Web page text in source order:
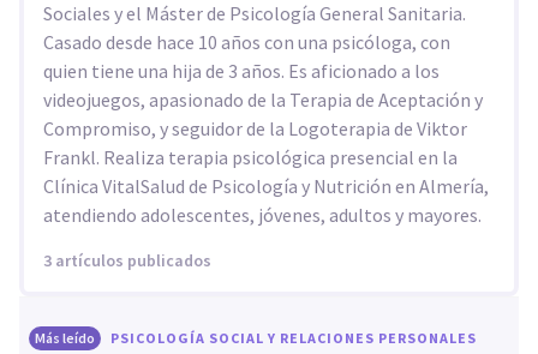
Sociales y el Máster de Psicología General Sanitaria.
Casado desde hace 10 años con una psicóloga, con
quien tiene una hija de 3 años. Es aficionado a los
videojuegos, apasionado de la Terapia de Aceptación y
Compromiso, y seguidor de la Logoterapia de Viktor
Frankl. Realiza terapia psicológica presencial en la
Clínica VitalSalud de Psicología y Nutrición en Almería,
atendiendo adolescentes, jóvenes, adultos y mayores.
3 artículos publicados
Más leído PSICOLOGÍA SOCIAL Y RELACIONES PERSONALES